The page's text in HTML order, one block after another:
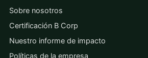
Sobre nosotros
Certificación B Corp
Nuestro informe de impacto
Políticas de la empresa